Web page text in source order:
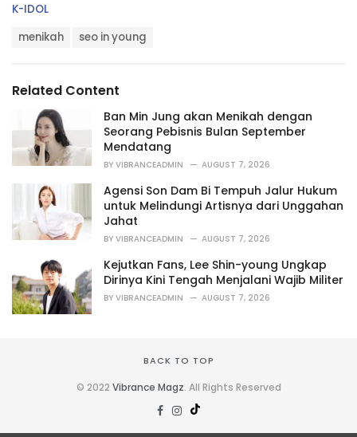
C
r
:
K-IDOL
:
menikah seo in young
Related Content
Ban Min Jung akan Menikah dengan
Seorang Pebisnis Bulan September
Mendatang
BY VIBRANCEADMIN AUGUST 7, 2026
Agensi Son Dam Bi Tempuh Jalur Hukum
untuk Melindungi Artisnya dari Unggahan
Jahat
BY VIBRANCEADMIN AUGUST 7, 2026
Kejutkan Fans, Lee Shin-young Ungkap
Dirinya Kini Tengah Menjalani Wajib Militer
BY VIBRANCEADMIN AUGUST 7, 2026
BACK TO TOP
© 2022 Vibrance Magz. All Rights Reserved